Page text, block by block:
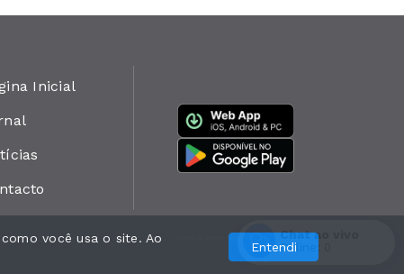
Inicial
Com a tecnologia
você usa o site. Ao
Entendi
Chat ao vivo
Online: